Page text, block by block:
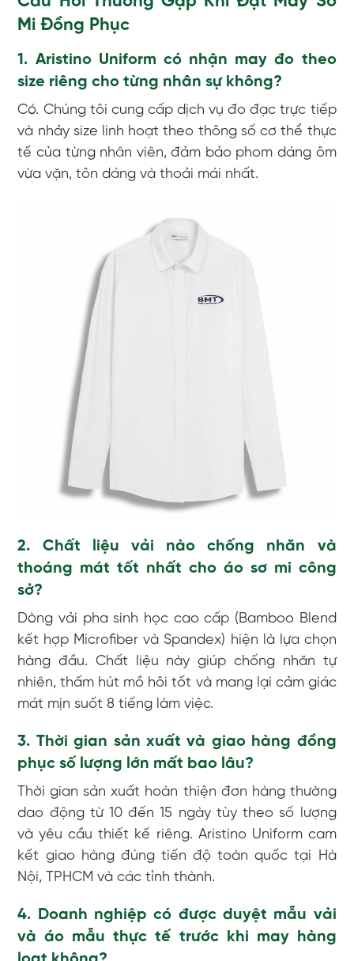
Mi Đồng Phục
1. Aristino Uniform có nhận may đo theo
size riêng cho từng nhân sự không?
Có. Chúng tôi cung cấp dịch vụ đo đạc trực tiếp
và nhảy size linh hoạt theo thông số cơ thể thực
tế của từng nhân viên, đảm bảo phom dáng ôm
vừa vặn, tôn dáng và thoải mái nhất.
2. Chất liệu vải nào chống nhăn và
thoáng mát tốt nhất cho áo sơ mi công
sở?
Dòng vải pha sinh học cao cấp (Bamboo Blend
kết hợp Microfiber và Spandex) hiện là lựa chọn
hàng đầu. Chất liệu này giúp chống nhăn tự
nhiên, thấm hút mồ hôi tốt và mang lại cảm giác
mát mịn suốt 8 tiếng làm việc.
3. Thời gian sản xuất và giao hàng đồng
phục số lượng lớn mất bao lâu?
Thời gian sản xuất hoàn thiện đơn hàng thường
dao động từ 10 đến 15 ngày tùy theo số lượng
và yêu cầu thiết kế riêng. Aristino Uniform cam
kết giao hàng đúng tiến độ toàn quốc tại Hà
Nội, TPHCM và các tỉnh thành.
4. Doanh nghiệp có được duyệt mẫu vải
và áo mẫu thực tế trước khi may hàng